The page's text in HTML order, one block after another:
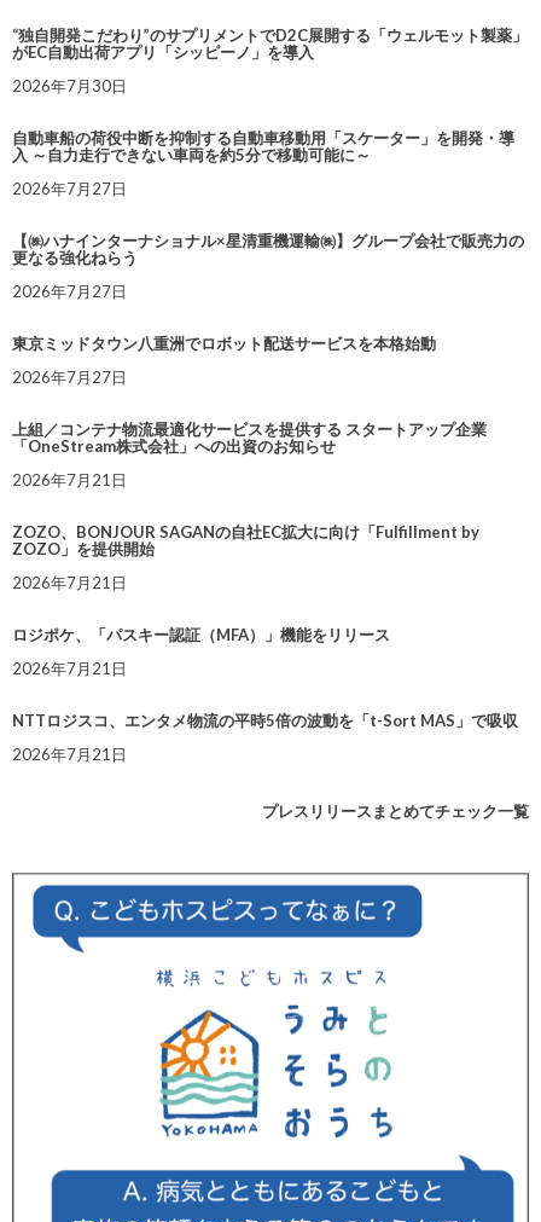
“独自開発こだわり”のサプリメントでD2C展開する「ウェルモット製薬」
がEC自動出荷アプリ「シッピーノ」を導入
2026年7月30日
自動車船の荷役中断を抑制する自動車移動用「スケーター」を開発・導
入 ～自力走行できない車両を約5分で移動可能に～
2026年7月27日
【㈱ハナインターナショナル×星清重機運輸㈱】グループ会社で販売力の
更なる強化ねらう
2026年7月27日
東京ミッドタウン八重洲でロボット配送サービスを本格始動
2026年7月27日
上組／コンテナ物流最適化サービスを提供する スタートアップ企業
「OneStream株式会社」への出資のお知らせ
2026年7月21日
ZOZO、BONJOUR SAGANの自社EC拡大に向け「Fulfillment by
ZOZO」を提供開始
2026年7月21日
ロジポケ、「パスキー認証（MFA）」機能をリリース
2026年7月21日
NTTロジスコ、エンタメ物流の平時5倍の波動を「t-Sort MAS」で吸収
2026年7月21日
プレスリリースまとめてチェック一覧